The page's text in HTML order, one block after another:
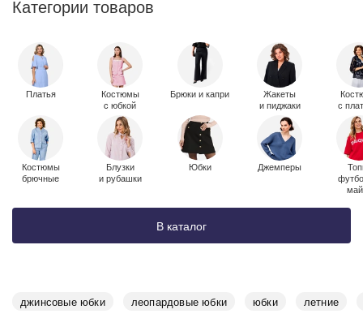
Категории товаров
Платья
Костюмы
брючные
Костюмы
c юбкой
Блузки
и рубашки
Брюки и капри
Юбки
Жакеты
и пиджаки
Джемперы
с
В каталог
джинсовые юбки леопардовые юбки юбки летние